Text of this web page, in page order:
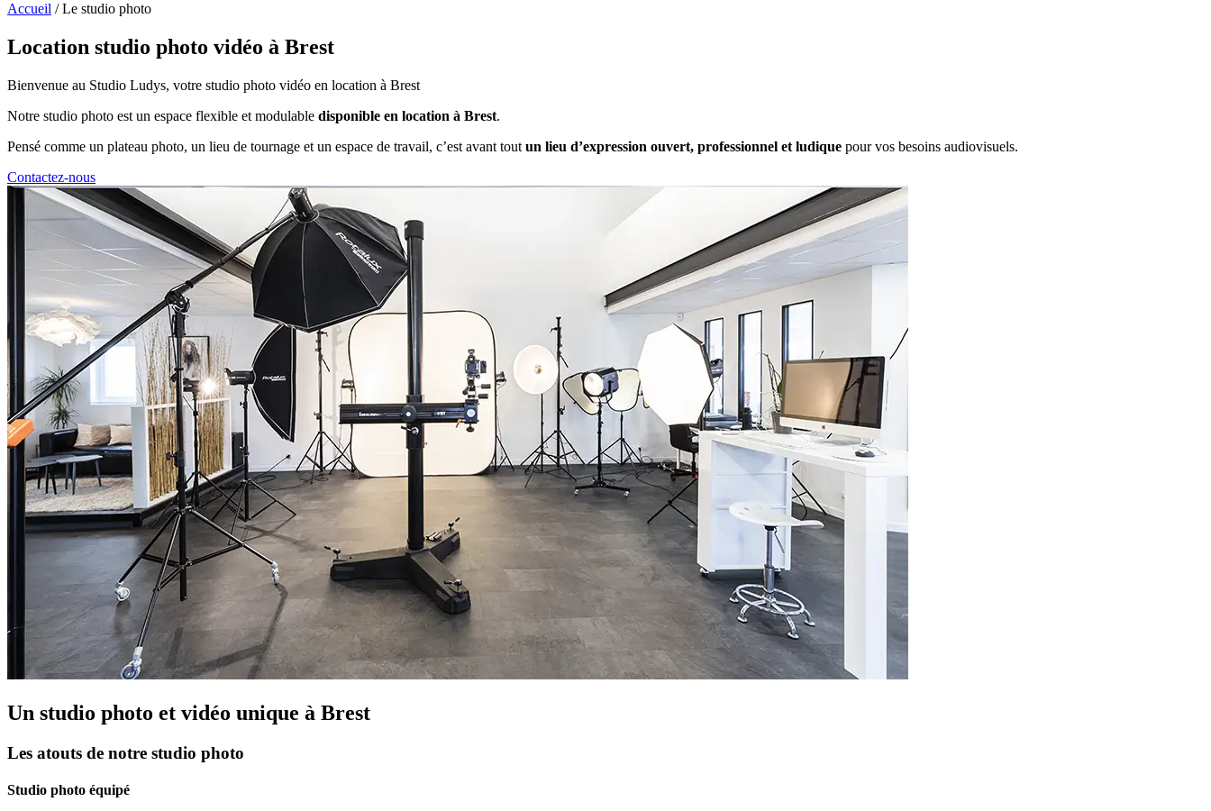
Accueil /Le studio photo
Location studio photo vidéo à Brest
Bienvenue au Studio Ludys, votre studio photo vidéo en location à Brest
Notre studio photo est un espace flexible et modulable disponible en location à Brest.
Pensé comme un plateau photo, un lieu de tournage et un espace de travail, c’est avant tout un lieu d’expression ouvert, professionnel et ludique pour vos besoins audiovisuels.
Contactez-nous
Un studio photo et vidéo unique à Brest
Les atouts de notre studio photo
Studio photo équipé